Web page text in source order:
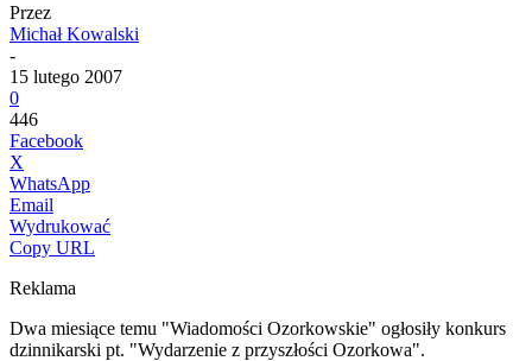
Przez
Michał Kowalski
-
15 lutego 2007
0
446
Facebook
X
WhatsApp
Email
Wydrukować
Copy URL
Reklama
Dwa miesiące temu "Wiadomości Ozorkowskie" ogłosiły konkurs
dzinnikarski pt. "Wydarzenie z przyszłości Ozorkowa".